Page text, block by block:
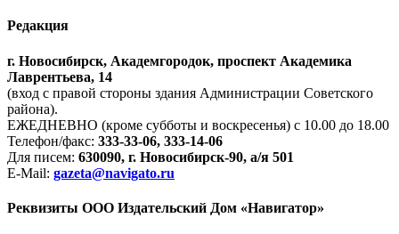
Редакция
г. Новосибирск, Академгородок, проспект Академика
Лаврентьева, 14
(вход с правой стороны здания Администрации Советского
района).
ЕЖЕДНЕВНО (кроме субботы и воскресенья) с 10.00 до 18.00
Телефон/факс: 333-33-06, 333-14-06
Для писем: 630090, г. Новосибирск-90, а/я 501
E-Mail: gazeta@navigato.ru
Реквизиты ООО Издательский Дом «Навигатор»